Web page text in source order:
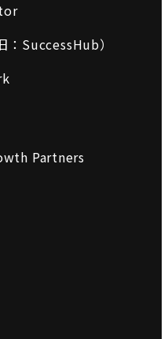
SuccessHub）
Partners